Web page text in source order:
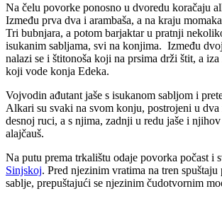
Na čelu povorke ponosno u dvoredu koračaju
Između prva dva i arambaša, a na kraju
Tri bubnjara, a potom barjaktar u pratnji
isukanim sabljama, svi na konjima. Između
nalazi se i štitonoša koji na prsima drži štit, a
koji vode konja Edeka.
Vojvodin ađutant jaše s isukanom sabljom i
Alkari su svaki na svom konju, postrojeni u dva
desnoj ruci, a s njima, zadnji u redu jaše i
alajčauš.
Na putu prema trkalištu odaje povorka počast i
Sinjskoj. Pred njezinim vratima na tren
sablje, prepuštajući se njezinim čudotvornim